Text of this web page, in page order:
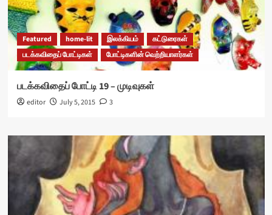
Featured home-lit இலக்கியம்
கட்டுரைகள்
படக்கவிதைப் போட்டிகள்
போட்டிகளின் வெற்றியாளர்கள்
படக்கவிதைப் போட்டி 19 – முடிவுகள்
editor July 5, 2015 3